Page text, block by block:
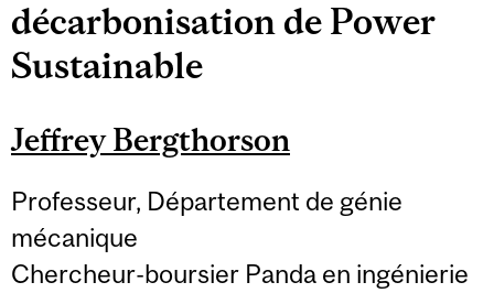
décarbonisation de Power
Sustainable
Jeffrey Bergthorson
Professeur, Département de génie
mécanique
Chercheur-boursier Panda en ingénierie